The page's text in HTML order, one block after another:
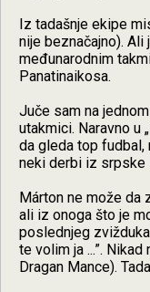
Iz tadašnje ekipe
nije beznačajno).
međunarodnim
Panatinaikosa.
Juče sam na
utakmici. Naravno u
da gleda top fudbal,
neki derbi iz srpske
Márton ne može da
ali iz onoga što je
poslednjeg
te volim ja ...”.
Dragan Mance).